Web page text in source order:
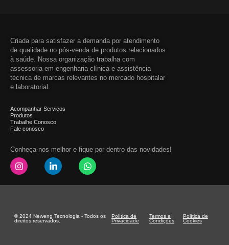
Criada para satisfazer a demanda por atendimento
de qualidade no pós-venda de produtos relacionados
à saúde. Nossa organização trabalha com
assessoria em engenharia clínica e assistência
técnica de marcas relevantes no mercado hospitalar
e laboratorial.
Acompanhar Serviços
Produtos
Trabalhe Conosco
Fale conosco
Conheça-nos melhor e fique por dentro das novidades!
© 2024 Neweng Tecnologia - Todos os
direitos reservados.
Política de
Privacidade
Termos e
Condições
Política de
Cookies